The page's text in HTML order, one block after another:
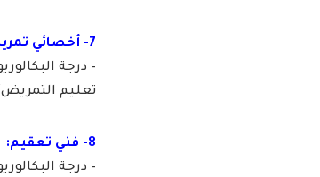
7- أخصائي تمريض:
– درجة
تعليم
8- فني تعقيم:
– درجة